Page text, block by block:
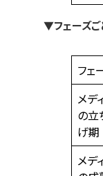
▼フェーズ
フェ
メデ
の立
げ期
メデ